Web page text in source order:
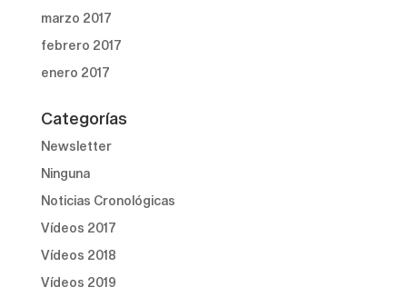
marzo 2017
febrero 2017
enero 2017
Categorías
Newsletter
Ninguna
Noticias Cronológicas
Vídeos 2017
Vídeos 2018
Vídeos 2019